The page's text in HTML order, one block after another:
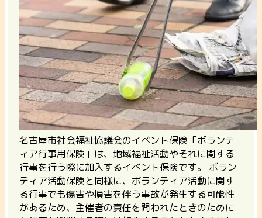
名古屋市社会福祉協議会のイベント保険「ボランテ
ィア行事用保険」は、地域福祉活動やそれに関する
行事を行う際に加入するイベント保険です。 ボラン
ティア活動保険と同様に、ボランティア活動に関す
る行事でも傷害や損害を伴う事故が発生する可能性
があるため、主催者の責任を問われたときのために